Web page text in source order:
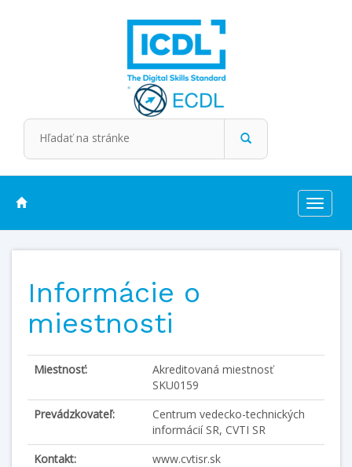
Toggle
Informácie o
miestnosti
Miestnosť:
Akreditovaná miestnosť
SKU0159
Prevádzkovateľ:
Centrum vedecko-technických
informácií SR, CVTI SR
Kontakt:
www.cvtisr.sk